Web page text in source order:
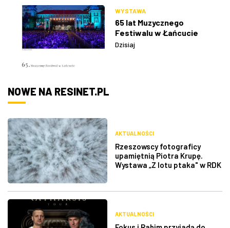
WYSTAWA
65 lat Muzycznego
Festiwalu w Łańcucie
Dzisiaj
NOWE NA RESINET.PL
AKTUALNOŚCI
Rzeszowscy fotograficy
upamiętnią Piotra Krupę.
Wystawa „Z lotu ptaka" w RDK
AKTUALNOŚCI